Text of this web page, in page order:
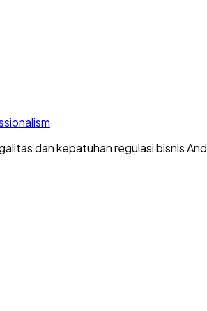
dan kepatuhan regulasi bisnis